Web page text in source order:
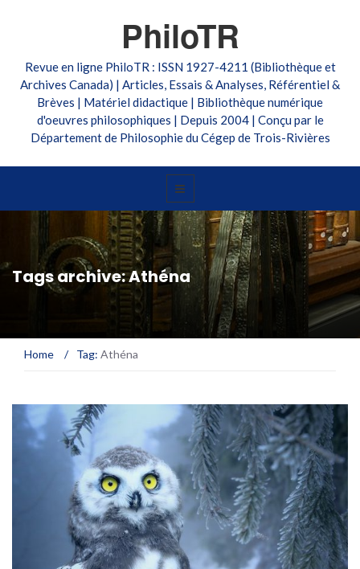
PhiloTR
Revue en ligne PhiloTR : ISSN 1927-4211 (Bibliothèque et
Archives Canada) | Articles, Essais & Analyses, Référentiel &
Brèves | Matériel didactique | Bibliothèque numérique
d'oeuvres philosophiques | Depuis 2004 | Conçu par le
Département de Philosophie du Cégep de Trois-Rivières
Tags archive: Athéna
Home / Tag: Athéna